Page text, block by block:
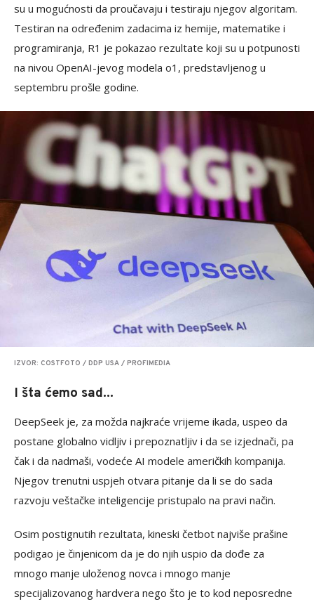
su u mogućnosti da proučavaju i testiraju njegov algoritam.
Testiran na određenim zadacima iz hemije, matematike i
programiranja, R1 je pokazao rezultate koji su u potpunosti
na nivou OpenAI-jevog modela o1, predstavljenog u
septembru prošle godine.
IZVOR: COSTFOTO / DDP USA / PROFIMEDIA
I šta ćemo sad...
DeepSeek je, za možda najkraće vrijeme ikada, uspeo da
postane globalno vidljiv i prepoznatljiv i da se izjednači, pa
čak i da nadmaši, vodeće AI modele američkih kompanija.
Njegov trenutni uspjeh otvara pitanje da li se do sada
razvoju veštačke inteligencije pristupalo na pravi način.
Osim postignutih rezultata, kineski četbot najviše prašine
podigao je činjenicom da je do njih uspio da dođe za
mnogo manje uloženog novca i mnogo manje
specijalizovanog hardvera nego što je to kod neposredne